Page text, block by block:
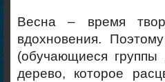
Весна – время
вдохновения.
(обучающиеся группы
дерево, которое